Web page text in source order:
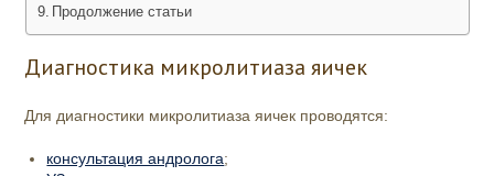
Продолжение статьи
Диагностика микролитиаза яичек
Для диагностики микролитиаза яичек проводятся:
консультация андролога;